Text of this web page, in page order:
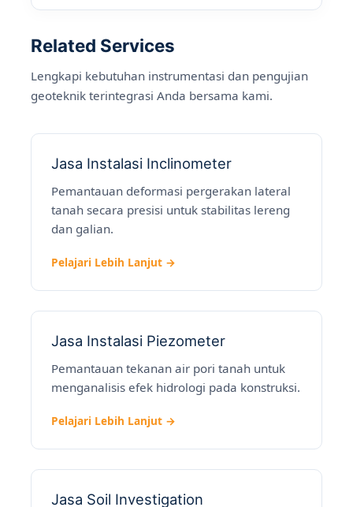
Related Services
Lengkapi kebutuhan instrumentasi dan pengujian
geoteknik terintegrasi Anda bersama kami.
Jasa Instalasi Inclinometer
Pemantauan deformasi pergerakan lateral
tanah secara presisi untuk stabilitas lereng
dan galian.
Pelajari Lebih Lanjut →
Jasa Instalasi Piezometer
Pemantauan tekanan air pori tanah untuk
menganalisis efek hidrologi pada konstruksi.
Pelajari Lebih Lanjut →
Jasa Soil Investigation